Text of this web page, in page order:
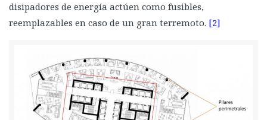
disipadores de energía actúen como fusibles,
reemplazables en caso de un gran terremoto. [2]